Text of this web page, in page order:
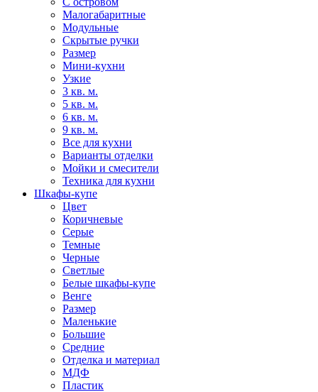
Малогабаритные
Модульные
Скрытые ручки
Размер
Мини-кухни
Узкие
3 кв. м.
5 кв. м.
6 кв. м.
9 кв. м.
Все для кухни
Варианты отделки
Мойки и смесители
Техника для кухни
Шкафы-купе
Цвет
Коричневые
Серые
Темные
Черные
Светлые
Белые шкафы-купе
Венге
Размер
Маленькие
Большие
Средние
Отделка и материал
МДФ
Пластик